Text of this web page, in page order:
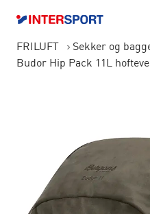
FRILUFT Sekker og
Budor Hip Pack 11L